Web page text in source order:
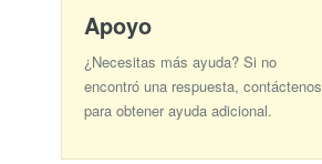
Apoyo
¿Necesitas más ayuda? Si no
encontró una respuesta, contáctenos
para obtener ayuda adicional.